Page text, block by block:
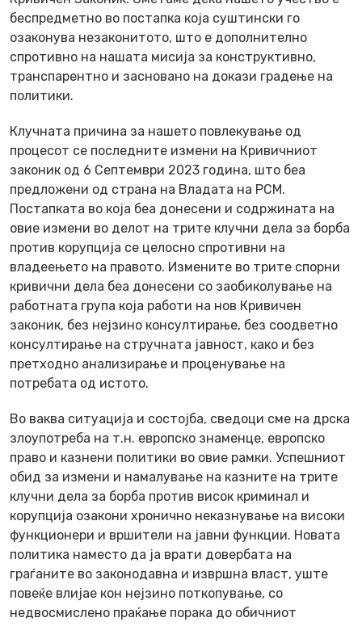
беспредметно во постапка која суштински го
озаконува незаконитото, што е дополнително
спротивно на нашата мисија за конструктивно,
транспарентно и засновано на докази градење на
политики.
Клучната причина за нашето повлекување од
процесот се последните измени на Кривичниот
законик од 6 Септември 2023 година, што беа
предложени од страна на Владата на РСМ.
Постапката во која беа донесени и содржината на
овие измени во делот на трите клучни дела за борба
против корупција се целосно спротивни на
владеењето на правото. Измените во трите спорни
кривични дела беа донесени со заобиколување на
работната група која работи на нов Кривичен
законик, без нејзино консултирање, без соодветно
консултирање на стручната јавност, како и без
претходно анализирање и проценување на
потребата од истото.
Во ваква ситуација и состојба, сведоци сме на дрска
злоупотреба на т.н. европско знаменце, европско
право и казнени политики во овие рамки. Успешниот
обид за измени и намалување на казните на трите
клучни дела за борба против висок криминал и
корупција озакони хронично неказнување на високи
функционери и вршители на јавни функции. Новата
политика наместо да ја врати довербата на
граѓаните во законодавна и извршна власт, уште
повеќе влијае кон нејзино поткопување, со
недвосмислено праќање порака до обичниот